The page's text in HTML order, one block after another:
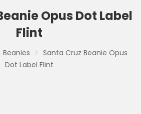
Opus Dot Label
Flint
Beanies
Santa Cruz Beanie Opus
Dot Label Flint